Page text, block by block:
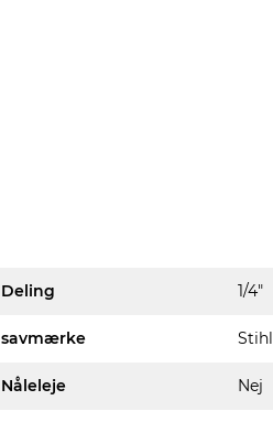
Deling 1/4"
savmærke Stihl
Nåleleje Nej